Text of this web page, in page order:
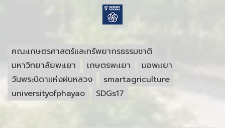
คณะเกษตรศาสตร์และทรัพยากรธรรมชาติ
มหาวิทยาลัยพะเยา
เกษตรพะเยา
มอพะเยา
วันพระบิดาแห่งฝนหลวง
smartagriculture
universityofphayao
SDGs17